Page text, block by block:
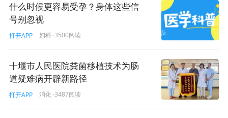
什么时候更容易受孕？身体这些信
号别忽视
打开APP 妇科 ·3500阅读
十堰市人民医院粪菌移植技术为肠
道疑难病开辟新路径
打开APP 消化 ·3487阅读